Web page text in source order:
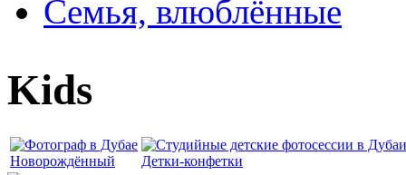
Семья, влюблённые
Kids
Новорождённый Детки-конфетки